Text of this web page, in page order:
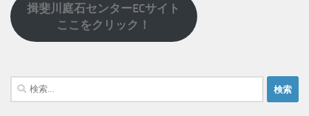
揖斐川庭石センターECサイト
ここをクリック！
検
索: